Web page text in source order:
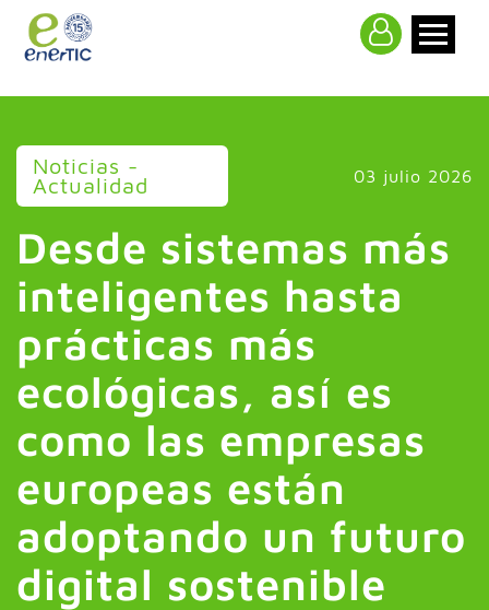
Noticias -
Actualidad 03 julio 2026
Desde sistemas más
inteligentes hasta
prácticas más
ecológicas, así es
como las empresas
europeas están
adoptando un futuro
digital sostenible